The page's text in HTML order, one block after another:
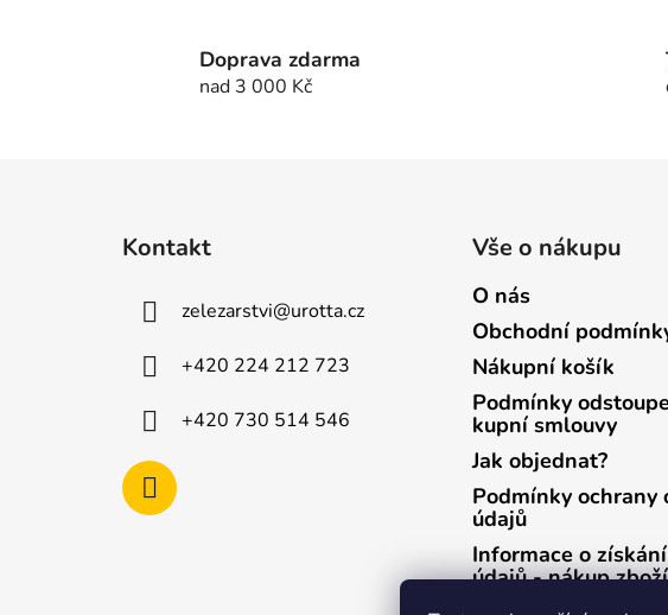
Doprava zdarma
nad 3 000 Kč
Kontakt
zelezarstvi@urotta.cz
+420 224 212 723
+420 730 514 546
Vše o nákupu
O nás
Obchodní
Nákupní košík
Podmínky
kupní smlouvy
Jak objednat?
Podmínky ochrany
údajů
Informace o
údajů - nákup zboží